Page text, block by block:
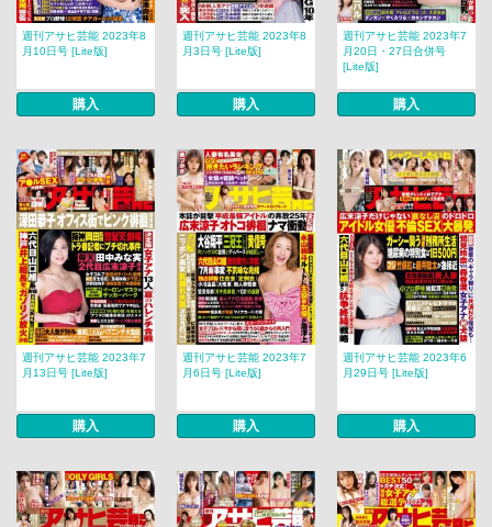
週刊アサヒ芸能 2023年8
月10日号 [Lite版]
購入
週刊アサヒ芸能 2023年8
月3日号 [Lite版]
購入
週刊アサヒ芸能 2023年7
月20日・27日合併号
[Lite版]
購入
週刊アサヒ芸能 2023年7
月13日号 [Lite版]
購入
週刊アサヒ芸能 2023年7
月6日号 [Lite版]
購入
週刊アサヒ芸能 2023年6
月29日号 [Lite版]
購入